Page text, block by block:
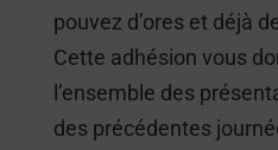
pouvez d’ores et déjà
Cette adhésion vous
l’ensemble des
des précédentes